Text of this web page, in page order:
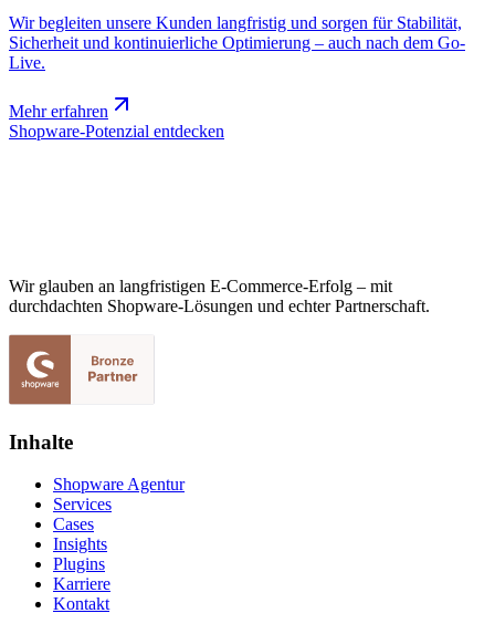
Wir begleiten unsere Kunden langfristig und sorgen für Stabilität,
Sicherheit und kontinuierliche Optimierung – auch nach dem Go-
Live.
Mehr erfahren
Shopware-Potenzial entdecken
Wir glauben an langfristigen E-Commerce-Erfolg – mit
durchdachten Shopware-Lösungen und echter Partnerschaft.
Inhalte
Shopware Agentur
Services
Cases
Insights
Plugins
Karriere
Kontakt